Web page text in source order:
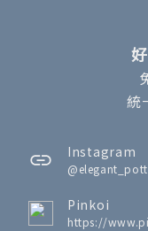
統
Instagram
Pinkoi
https://